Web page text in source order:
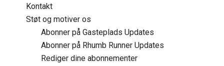
Kontakt
Støt og motiver os
Abonner på Gasteplads Updates
Abonner på Rhumb Runner Updates
Rediger dine abonnementer